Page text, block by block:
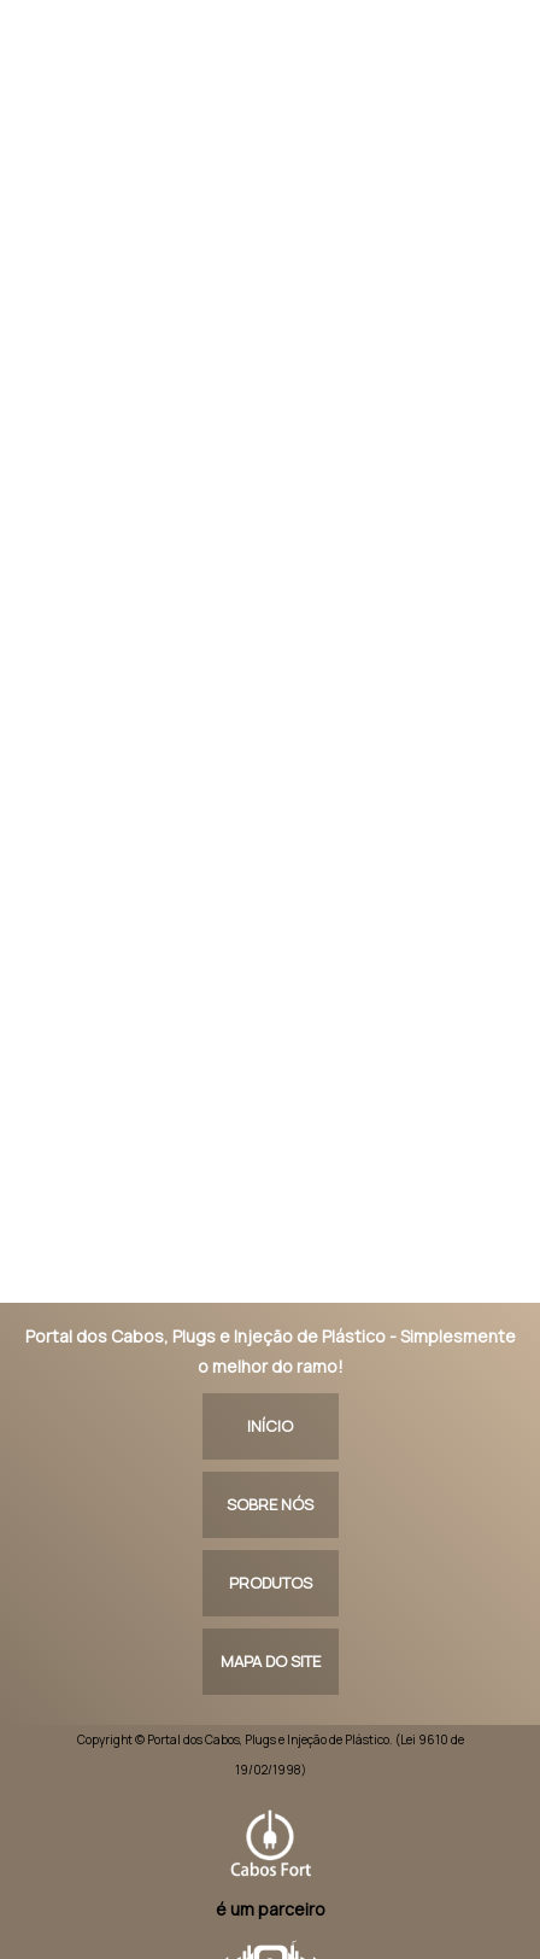
Portal dos Cabos, Plugs e Injeção de Plástico - Simplesmente
o melhor do ramo!
INÍCIO
SOBRE NÓS
PRODUTOS
MAPA DO SITE
Copyright © Portal dos Cabos, Plugs e Injeção de Plástico. (Lei 9610 de
19/02/1998)
é um parceiro